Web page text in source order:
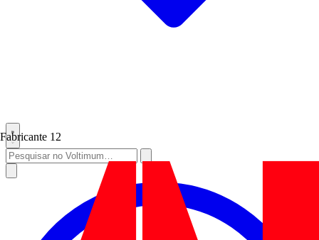
Fabricante 12